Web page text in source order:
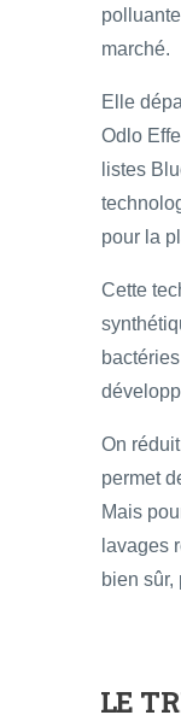
marché.
Elle
Odlo
listes
pour la
Cette
On
permet
Mais
lavages
bien
LE